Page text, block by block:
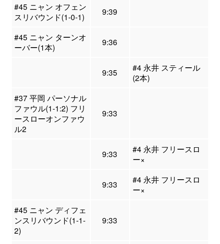
#45 ニャン オフェン
スリバウンド(1-0-1)
9:39
#45 ニャン ターンオ
ーバー(1本)
9:36
9:35
#4 永井 スティール
(2本)
#37 平岡 パーソナル
ファウル(1-1:2) フリ
ースローオンファウ
ル2
9:33
9:33
#4 永井 フリースロ
ー×
9:33
#4 永井 フリースロ
ー×
#45 ニャン ディフェ
ンスリバウンド(1-1-
2)
9:33